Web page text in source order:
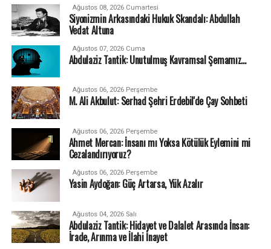
Ağustos 08, 2026 Cumartesi
Siyonizmin Arkasındaki Hukuk Skandalı: Abdullah
Vedat Altuna
Ağustos 07, 2026 Cuma
Abdulaziz Tantik: Unutulmuş Kavramsal Şemamız…
Ağustos 06, 2026 Perşembe
M. Ali Akbulut: Serhad Şehri Erdebil'de Çay Sohbeti
Ağustos 06, 2026 Perşembe
Ahmet Mercan: İnsanı mı Yoksa Kötülük Eylemini mi
Cezalandırıyoruz?
Ağustos 06, 2026 Perşembe
Yasin Aydoğan: Güç Artarsa, Yük Azalır
Ağustos 04, 2026 Salı
Abdulaziz Tantik: Hidayet ve Dalalet Arasında İnsan:
İrade, Arınma ve İlahi İnayet